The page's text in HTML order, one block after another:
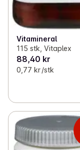
Vitamineral
115 stk, Vitaplex
88,40 kr
0,77 kr /stk